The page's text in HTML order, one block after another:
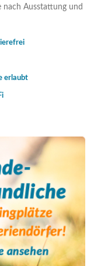
nach Ausstattung und
erlaubt